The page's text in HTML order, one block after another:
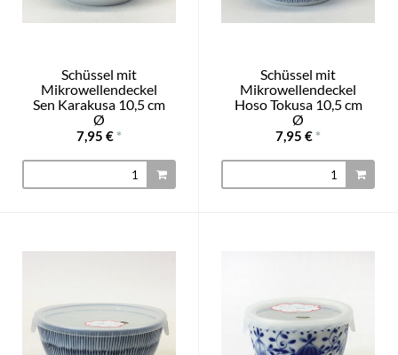
Schüssel mit
Mikrowellendeckel
Sen Karakusa 10,5 cm
Ø
7,95 € *
Schüssel mit
Mikrowellendeckel
Hoso Tokusa 10,5 cm
Ø
7,95 € *